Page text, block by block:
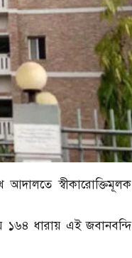
স্বীকারোক্তিমূলক
১৬৪ ধারায় এই জবানবন্দি